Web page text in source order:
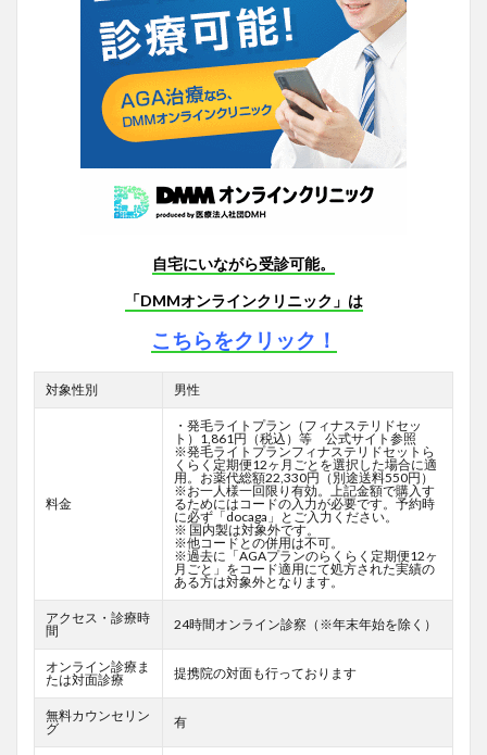
自宅にいながら受診可能。
「DMMオンラインクリニック」は
こちらをクリック！
対象性別 男性
料金
・発毛ライトプラン（フィナステリドセッ
ト）1,861円（税込）等 公式サイト参照
※発毛ライトプランフィナステリドセットら
くらく定期便12ヶ月ごとを選択した場合に適
用。お薬代総額22,330円（別途送料550円）
※お一人様一回限り有効。上記金額で購入す
るためにはコードの入力が必要です。予約時
に必ず「docaga」とご入力ください。
※ 国内製は対象外です。
※他コードとの併用は不可。
※過去に「AGAプランのらくらく定期便12ヶ
月ごと」をコード適用にて処方された実績の
ある方は対象外となります。
アクセス・診療時
間
24時間オンライン診察（※年末年始を除く）
オンライン診療ま
たは対面診療
提携院の対面も行っております
無料カウンセリン
グ
有